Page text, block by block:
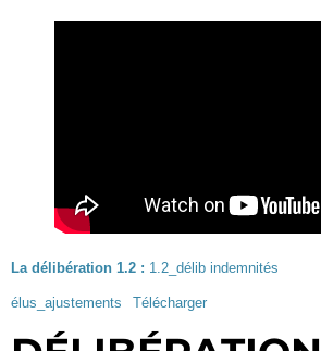
La délibération 1.2 : 1.2_délib indemnités
élus_ajustements Télécharger